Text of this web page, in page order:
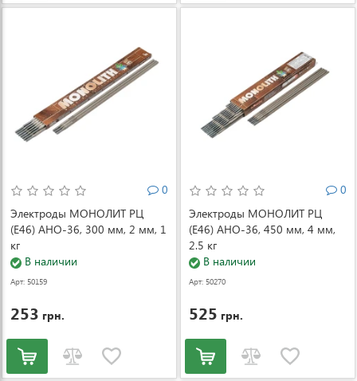
0
Электроды МОНОЛИТ РЦ
(Е46) АНО-36, 300 мм, 2 мм, 1
кг
В наличии
Арт: 50159
253 грн.
0
Электроды МОНОЛИТ РЦ
(Е46) АНО-36, 450 мм, 4 мм,
2.5 кг
В наличии
Арт: 50270
525 грн.